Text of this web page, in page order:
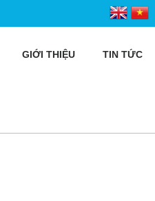
GIỚI THIỆU TIN TỨC